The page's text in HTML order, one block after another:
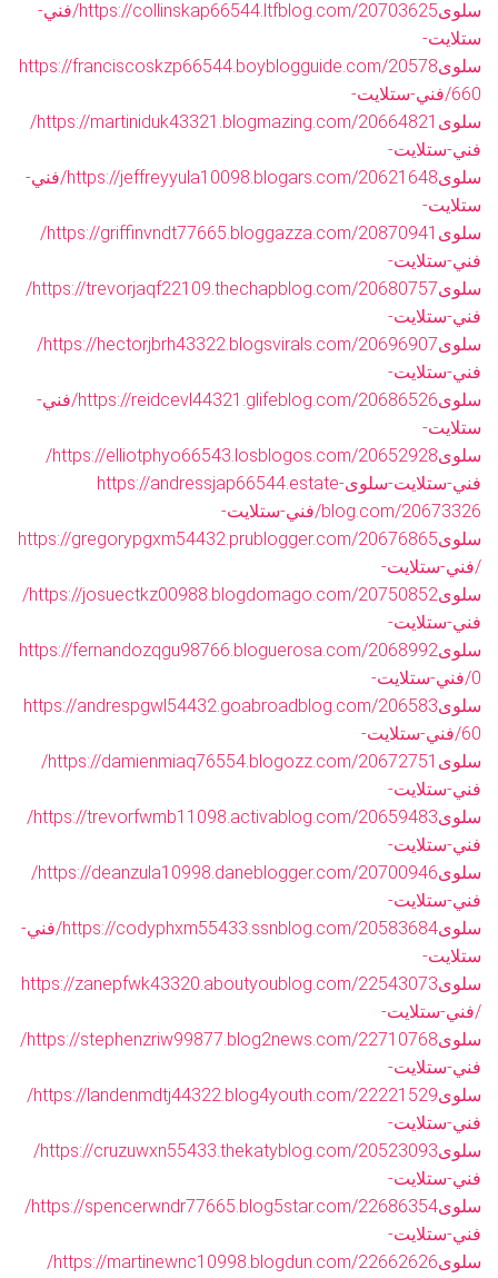
سلوى
https://collinskap66544.ltfblog.com/20703625/فني-
ستلايت-
سلوىhttps://franciscoskzp66544.boyblogguide.com/20578
660/فني-ستلايت-
سلوى
https://martiniduk43321.blogmazing.com/20664821/
فني-ستلايت-
سلوى
https://jeffreyyula10098.blogars.com/20621648/فني-
ستلايت-
سلوى
https://griffinvndt77665.bloggazza.com/20870941/
فني-ستلايت-
سلوى
https://trevorjaqf22109.thechapblog.com/20680757/
فني-ستلايت-
سلوى
https://hectorjbrh43322.blogsvirals.com/20696907/
فني-ستلايت-
سلوى
https://reidcevl44321.glifeblog.com/20686526/فني-
ستلايت-
سلوى
https://elliotphyo66543.losblogos.com/20652928/
فني-ستلايت-سلوىhttps://andressjap66544.estate-
blog.com/20673326/فني-ستلايت-
سلوىhttps://gregorypgxm54432.prublogger.com/20676865
/فني-ستلايت-
سلوى
https://josuectkz00988.blogdomago.com/20750852/
فني-ستلايت-
سلوىhttps://fernandozqgu98766.bloguerosa.com/2068992
0/فني-ستلايت-
سلوىhttps://andrespgwl54432.goabroadblog.com/206583
60/فني-ستلايت-
سلوى
https://damienmiaq76554.blogozz.com/20672751/
فني-ستلايت-
سلوى
https://trevorfwmb11098.activablog.com/20659483/
فني-ستلايت-
سلوى
https://deanzula10998.daneblogger.com/20700946/
فني-ستلايت-
سلوى
https://codyphxm55433.ssnblog.com/20583684/فني-
ستلايت-
سلوىhttps://zanepfwk43320.aboutyoublog.com/22543073
/فني-ستلايت-
سلوى
https://stephenzriw99877.blog2news.com/22710768/
فني-ستلايت-
سلوى
https://landenmdtj44322.blog4youth.com/22221529/
فني-ستلايت-
سلوى
https://cruzuwxn55433.thekatyblog.com/20523093/
فني-ستلايت-
سلوى
https://spencerwndr77665.blog5star.com/22686354/
فني-ستلايت-
سلوى
https://martinewnc10998.blogdun.com/22662626/